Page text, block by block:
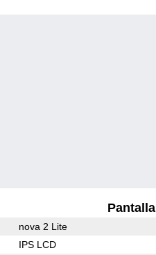
Pantalla
nova 2 Lite
IPS LCD